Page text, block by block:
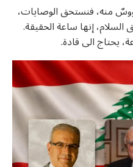
منه، فنستحق الوصايات،
إنها ساعة الحقيقة.
يحتاج الى قادة.